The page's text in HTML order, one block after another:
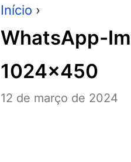
Início ›
WhatsApp-
1024×450
12 de março de 2024